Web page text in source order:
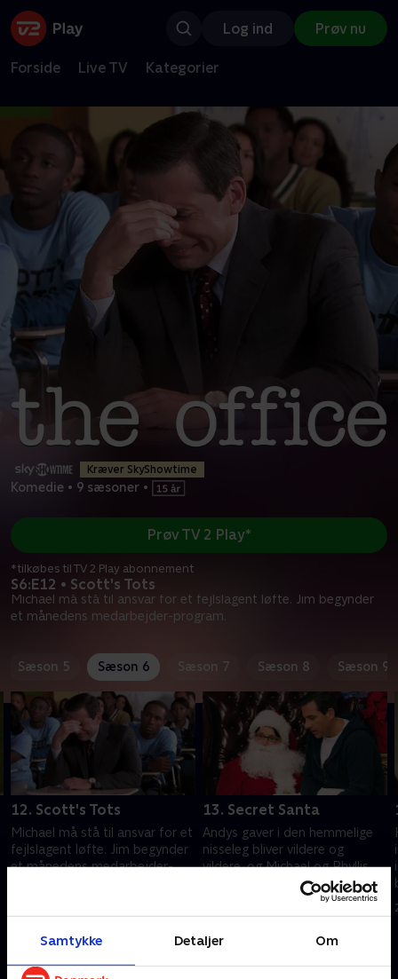
Samtykke Detaljer Om
Log ind Prøv nu
Forside Live TV Kategorier
Kræver SkyShowtime
Komedie • 9 sæsoner •
S6:E12 • Scott's Tots
Michael må stå til ansvar for et fejlslagent løfte. Jim begynder
et månedens medarbejder-program.
Prøv TV 2 Play*
*tilkøbes til TV 2 Play abonnement
Sæson 5 Sæson 6 Sæson 7 Sæson 8 Sæson 9
12. Scott's Tots
Michael må stå til ansvar for et
fejlslagent løfte. Jim begynder
et månedens medarbejder-
13. Secret Santa
Andys gaver i den hemmelige
nisseleg bliver vildere og
vildere, og Michael og Phyllis
kommer i nisseduel.
Andre så også